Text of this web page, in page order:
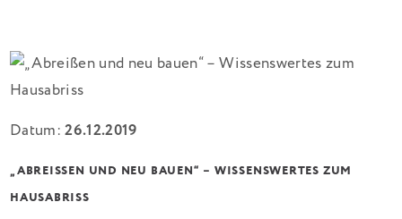
Datum:26.12.2019
„ABREISSEN UND NEU BAUEN“ – WISSENSWERTES ZUM H
AUSABRISS